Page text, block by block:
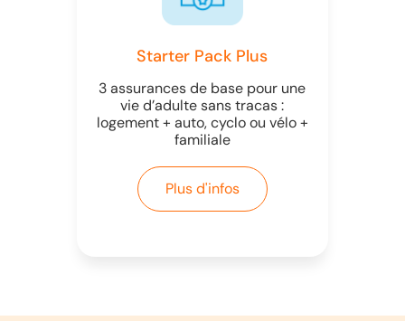
Starter Pack Plus
3 assurances de base pour une
vie d’adulte sans tracas :
logement + auto, cyclo ou vélo +
familiale
Plus d'infos